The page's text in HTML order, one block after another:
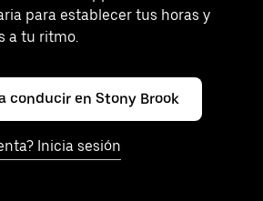
para establecer tus horas y
a tu ritmo.
conducir en Stony Brook
Inicia sesión